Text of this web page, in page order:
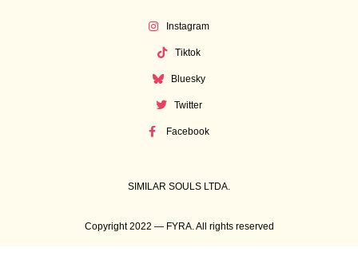
Instagram
Tiktok
Bluesky
Twitter
Facebook
SIMILAR SOULS LTDA.
Copyright 2022 — FYRA. All rights reserved